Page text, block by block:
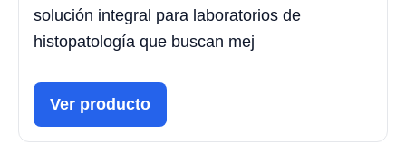
solución integral para laboratorios de
histopatología que buscan mej
Ver producto